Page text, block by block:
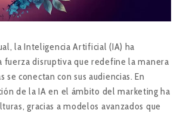
la Inteligencia Artificial (IA) ha
fuerza disruptiva que redefine la manera
se conectan con sus audiencias. En
de la IA en el ámbito del marketing ha
gracias a modelos avanzados que